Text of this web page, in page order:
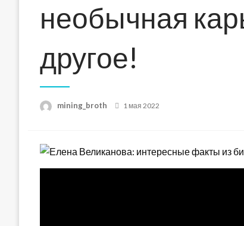
необычная
другое!
mining_broth
Posted
1 мая 2022